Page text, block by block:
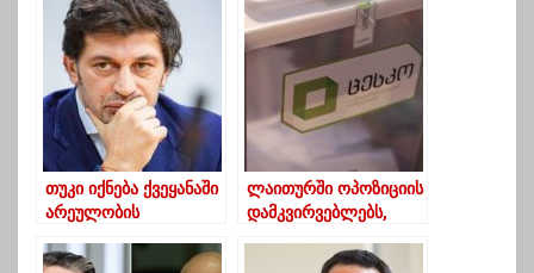
ორიენტირებული
ინფორმაციის შექმნას
შეეცდება
თუკი იქნება ქვეყანაში
არეულობის
ამას კანონის
ლაითურში ოპოზიციის
დამკვირვებლებს,